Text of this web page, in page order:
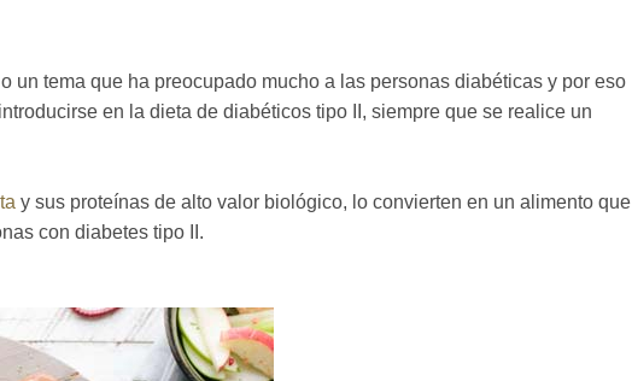
un tema que ha preocupado mucho a las personas diabéticas y por eso
en la dieta de diabéticos tipo II, siempre que se realice un
y sus proteínas de alto valor biológico, lo convierten en un alimento que
con diabetes tipo II.